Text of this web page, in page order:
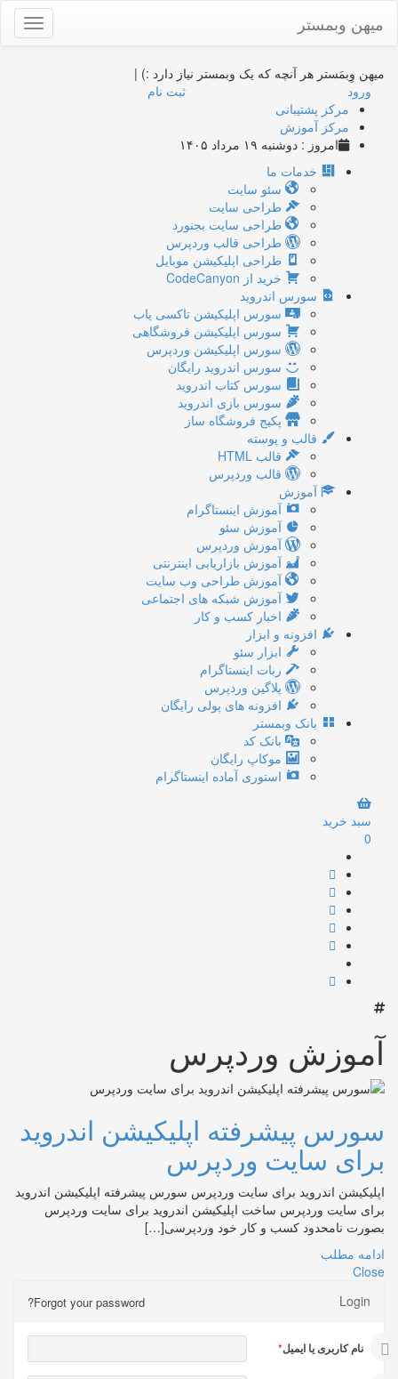
میهن وبمستر
میهن وِبمَستر هر آنچه که یک وبمستر نیاز دارد :) |
ورود
ثبت نام
مرکز پشتیبانی
مرکز آموزش
امروز : دوشنبه ۱۹ مرداد ۱۴۰۵
خدمات ما
سئو سایت
طراحی سایت
طراحی سایت بجنورد
طراحی قالب وردپرس
طراحی اپلیکیشن موبایل
خرید از CodeCanyon
سورس اندروید
سورس اپلیکیشن تاکسی یاب
سورس اپلیکیشن فروشگاهی
سورس اپلیکیشن وردپرس
سورس اندروید رایگان
سورس کتاب اندروید
سورس بازی اندروید
پکیج فروشگاه ساز
قالب و پوسته
قالب HTML
قالب وردپرس
آموزش
آموزش اینستاگرام
آموزش سئو
آموزش وردپرس
آموزش بازاریابی اینترنتی
آموزش طراحی وب سایت
آموزش شبکه های اجتماعی
اخبار کسب و کار
افزونه و ابزار
ابزار سئو
ربات اینستاگرام
پلاگین وردپرس
افزونه های پولی رایگان
بانک وبمستر
بانک کد
موکاپ رایگان
استوری آماده اینستاگرام
سبد خرید
0
آموزش وردپرس
سورس پیشرفته اپلیکیشن اندروید
برای سایت وردپرس
اپلیکیشن اندروید برای سایت وردپرس سورس پیشرفته اپلیکیشن اندروید
برای سایت وردپرس ساخت اپلیکیشن اندروید برای سایت وردپرس
بصورت نامحدود کسب و کار خود وردپرسی[…]
ادامه مطلب
Close
Login
Forgot your password?
نام کاربری یا ایمیل*